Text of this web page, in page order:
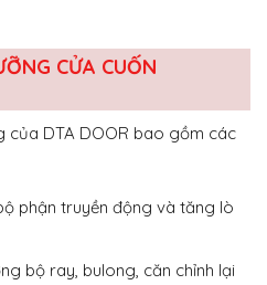
CỬA CUỐN
của DTA DOOR bao gồm các
phận truyền động và tăng lò
bộ ray, bulong, căn chỉnh lại